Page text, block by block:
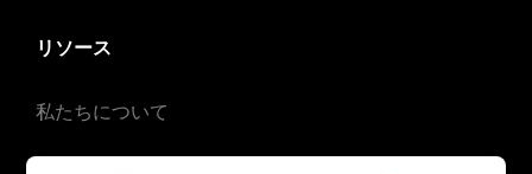
リソース
私たちについて